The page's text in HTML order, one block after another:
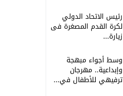
رئيس الاتحاد الدولي
لكرة القدم المصغرة فى
زيارة...
وسط أجواء مبهجة
وإبداعية.. مهرجان
ترفيهي للأطفال في...